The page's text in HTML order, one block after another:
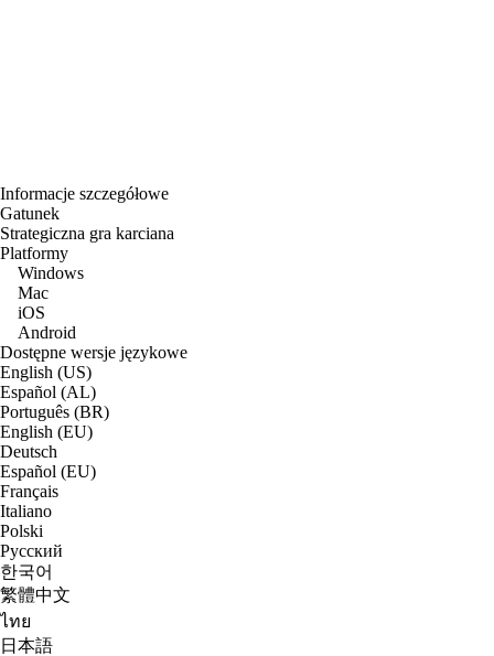
Informacje szczegółowe
Gatunek
Strategiczna gra karciana
Platformy
Windows
Mac
iOS
Android
Dostępne wersje językowe
English (US)
Español (AL)
Português (BR)
English (EU)
Deutsch
Español (EU)
Français
Italiano
Polski
Русский
한국어
繁體中文
ไทย
日本語